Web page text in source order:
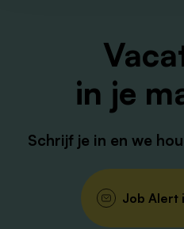
in je
Schrijf je in en we
Job Alert